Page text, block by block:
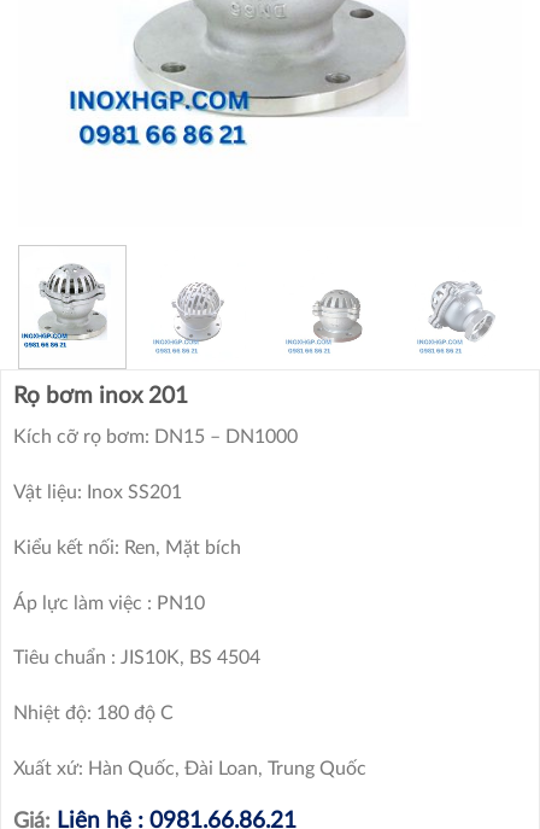
Rọ bơm inox 201
Kích cỡ rọ bơm: DN15 – DN1000
Vật liệu: Inox SS201
Kiểu kết nối: Ren, Mặt bích
Áp lực làm việc : PN10
Tiêu chuẩn : JIS10K, BS 4504
Nhiệt độ: 180 độ C
Xuất xứ: Hàn Quốc, Đài Loan, Trung Quốc
Giá: Liên hệ : 0981.66.86.21